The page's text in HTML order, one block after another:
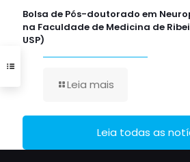
Bolsa de Pós-doutorado em
na Faculdade de Medicina de
USP)
Leia mais
Leia todas as